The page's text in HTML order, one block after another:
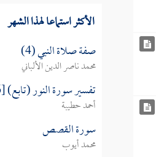
الأكثر استماعا لهذا الشهر
صفة صلاة النبي (4)
محمد ناصر الدين الألباني
تفسير سورة النور (تابع) [6 - 10]
أحمد حطيبة
سورة القصص
محمد أيوب